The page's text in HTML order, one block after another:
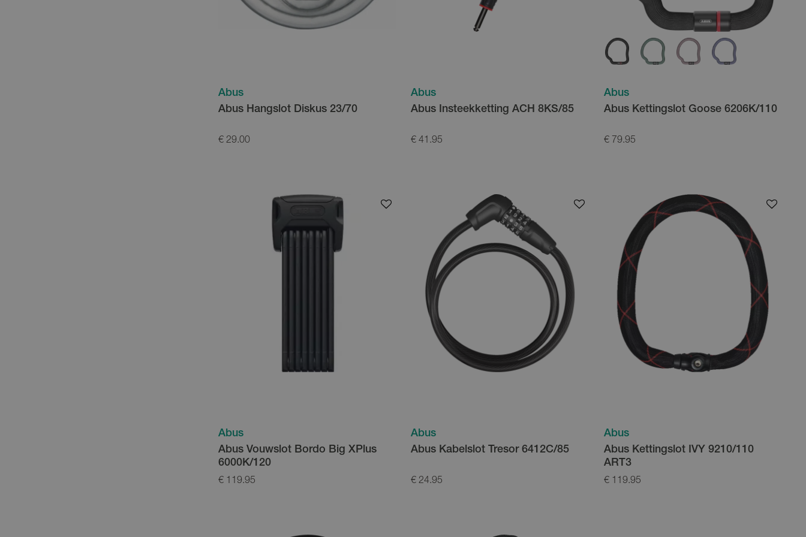
Abus
Abus Hangslot Diskus 23/70
€ 29.00
Abus
Abus Insteekketting ACH 8KS/85
€ 41.95
Abus
Abus Kettingslot Goose 6206K/110
€ 79.95
Abus
Abus Vouwslot Bordo Big XPlus
6000K/120
€ 119.95
Abus
Abus Kabelslot Tresor 6412C/85
€ 24.95
Abus
Abus Kettingslot IVY 9210/110
ART3
€ 119.95